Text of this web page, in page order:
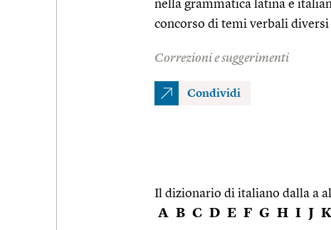
nella grammatica latina e
concorso di temi verbali diversi
Correzioni e suggerimenti
Condividi
Il dizionario di italiano dalla a
A B C D E F G H I J K